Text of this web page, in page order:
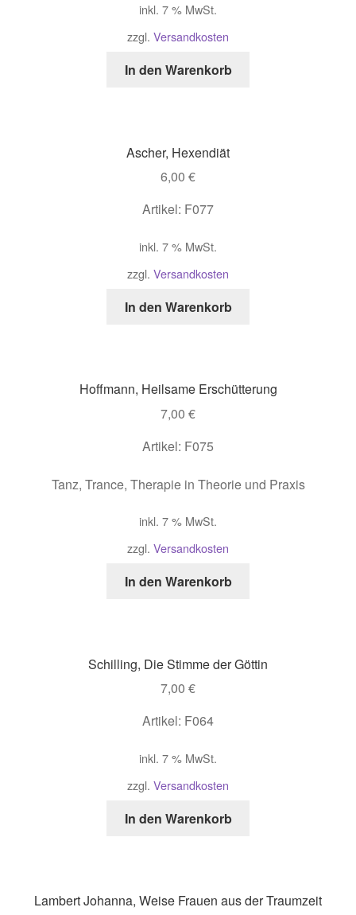
inkl. 7 % MwSt.
zzgl. Versandkosten
In den Warenkorb
Ascher, Hexendiät
6,00 €
Artikel: F077
inkl. 7 % MwSt.
zzgl. Versandkosten
In den Warenkorb
Hoffmann, Heilsame Erschütterung
7,00 €
Artikel: F075
Tanz, Trance, Therapie in Theorie und Praxis
inkl. 7 % MwSt.
zzgl. Versandkosten
In den Warenkorb
Schilling, Die Stimme der Göttin
7,00 €
Artikel: F064
inkl. 7 % MwSt.
zzgl. Versandkosten
In den Warenkorb
Lambert Johanna, Weise Frauen aus der Traumzeit